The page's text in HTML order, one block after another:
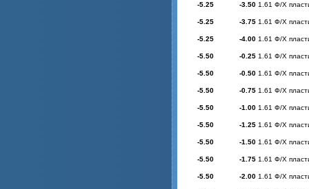
-5.25 -3.50 1.61 Ф/Х
-5.25 -3.75 1.61 Ф/Х
-5.25 -4.00 1.61 Ф/Х
-5.50 -0.25 1.61 Ф/Х
-5.50 -0.50 1.61 Ф/Х
-5.50 -0.75 1.61 Ф/Х
-5.50 -1.00 1.61 Ф/Х
-5.50 -1.25 1.61 Ф/Х
-5.50 -1.50 1.61 Ф/Х
-5.50 -1.75 1.61 Ф/Х
-5.50 -2.00 1.61 Ф/Х